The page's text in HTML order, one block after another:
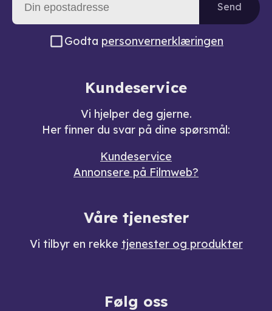
Send
Godta personvernerklæringen
Kundeservice
Vi hjelper deg gjerne.
Her finner du svar på dine spørsmål:
Kundeservice
Annonsere på Filmweb?
Våre tjenester
Vi tilbyr en rekke tjenester og produkter
Følg oss